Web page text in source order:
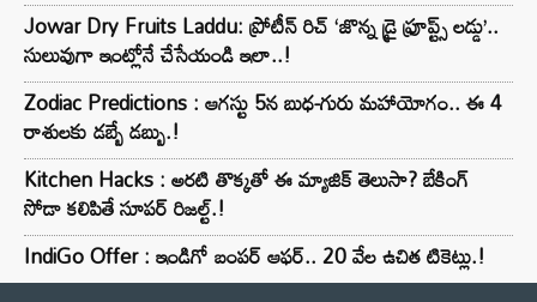
Jowar Dry Fruits Laddu: ప్రోటీన్ రిచ్ ‘జొన్న డ్రై ఫ్రూప్ట్స్ లడ్డు’..
సులువుగా ఇంట్లోనే చేసేయండి ఇలా..!
Zodiac Predictions : ఆగస్టు 5న బుధ-గురు మహాయోగం.. ఈ 4
రాశులకు డబ్బే డబ్బు.!
Kitchen Hacks : అరటి తొక్కతో ఈ మ్యాజిక్ తెలుసా? బేకింగ్
సోడా కలిపితే సూపర్ రిజల్ట్.!
IndiGo Offer : ఇండిగో బంపర్ ఆఫర్.. 20 వేల ఉచిత టికెట్లు.!